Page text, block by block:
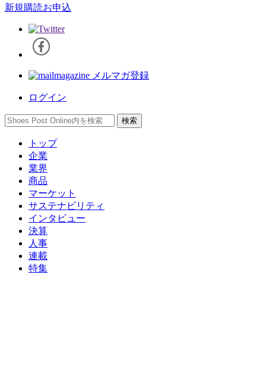
新規購読お申込
メルマガ登録
ログイン
トップ
企業
業界
商品
マーケット
サステナビリティ
インタビュー
決算
人事
連載
特集